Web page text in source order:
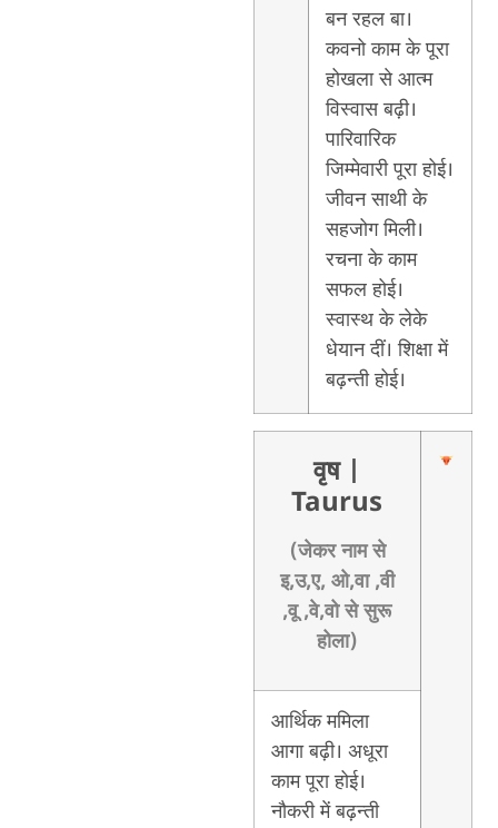
बन रहल बा।
कवनो काम के पूरा
होखला से आत्म
विस्वास बढ़ी।
पारिवारिक
जिम्मेवारी पूरा होई।
जीवन साथी के
सहजोग मिली।
रचना के काम
सफल होई।
स्वास्थ के लेके
धेयान दीं। शिक्षा में
बढ़न्ती होई।
वृष
Taurus
(जेकर नाम से
इ,उ,ए, ओ,वा ,वी
,वू ,वे,वो से सुरू
होला)
आर्थिक ममिला
आगा बढ़ी। अधूरा
काम पूरा होई।
नौकरी में बढ़न्ती